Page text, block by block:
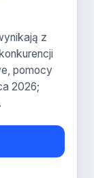
z
pomocy
2026;